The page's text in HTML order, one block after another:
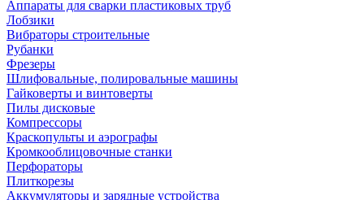
Аппараты для сварки пластиковых труб
Лобзики
Вибраторы строительные
Рубанки
Фрезеры
Шлифовальные, полировальные машины
Гайковерты и винтоверты
Пилы дисковые
Компрессоры
Краскопульты и аэрографы
Кромкооблицовочные станки
Перфораторы
Плиткорезы
Аккумуляторы и зарядные устройства